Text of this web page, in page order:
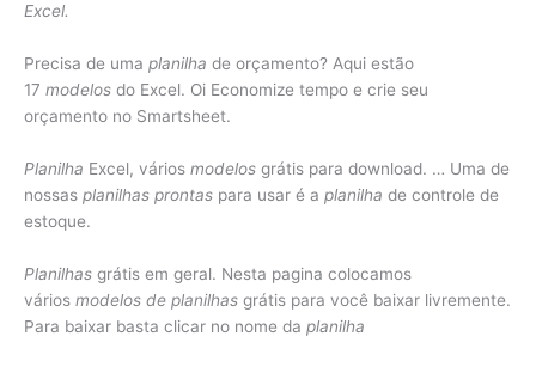
Excel.
Precisa de uma planilha de orçamento? Aqui estão
17 modelos do Excel. Oi Economize tempo e crie seu
orçamento no Smartsheet.
Planilha Excel, vários modelos grátis para download. … Uma de
nossas planilhas prontas para usar é a planilha de controle de
estoque.
Planilhas grátis em geral. Nesta pagina colocamos
vários modelos de planilhas grátis para você baixar livremente.
Para baixar basta clicar no nome da planilha